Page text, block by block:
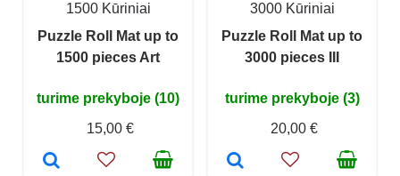
1500 Kūriniai
Puzzle Roll Mat up to
1500 pieces Art
turime prekyboje (10)
15,00 €
3000 Kūriniai
Puzzle Roll Mat up to
3000 pieces III
turime prekyboje (3)
20,00 €